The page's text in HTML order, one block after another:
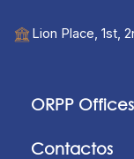
Lion Place, 1st,
ORPP Offices
Contactos